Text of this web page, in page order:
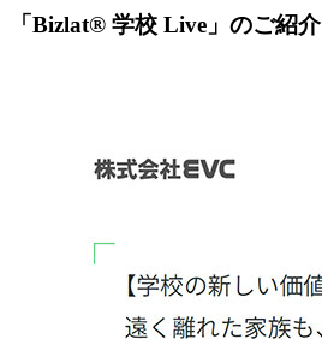
「Bizlat® 学校 Live」のご紹介